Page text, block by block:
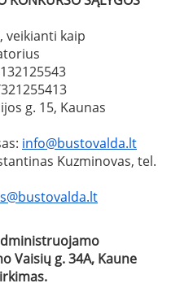
veikianti kaip
g. 15, Kaunas
info@bustovalda.lt
Kuzminovas, tel.
Vaisių g. 34A, Kaune